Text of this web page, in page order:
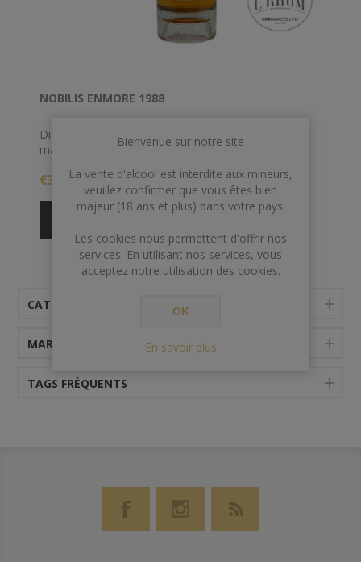
NOBILIS ENMORE 1988
Distillé chez Enmore en 1988, ce demerara rum du
mark "AWM" âgé de 32 ans titre 50% d'alcool.
Single cask limité à seulement 126 bouteilles.
AVECla boite.
€390,00
CATÉGORIES
MARQUES
TAGS FRÉQUENTS
Bienvenue sur notre site
La vente d'alcool est interdite aux mineurs,
veuillez confirmer que vous êtes bien
majeur (18 ans et plus) dans votre pays.
Les cookies nous permettent d'offrir nos
services. En utilisant nos services, vous
acceptez notre utilisation des cookies.
OK
En savoir plus